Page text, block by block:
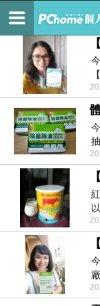
時光匆匆流逝